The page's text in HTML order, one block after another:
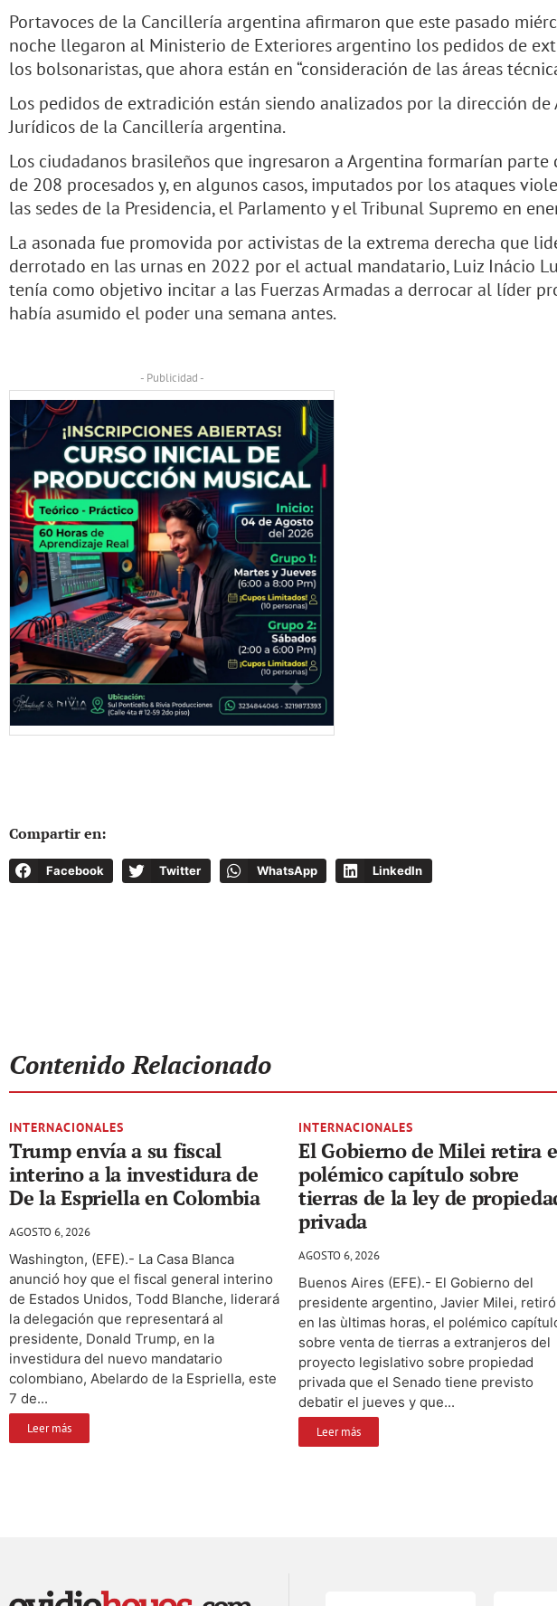
Portavoces de la Cancillería argentina afirmaron que este pasado
noche llegaron al Ministerio de Exteriores argentino los pedidos de
los bolsonaristas, que ahora están en “consideración de las áreas
Los pedidos de extradición están siendo analizados por la dirección de
Jurídicos de la Cancillería argentina.
Los ciudadanos brasileños que ingresaron a Argentina formarían parte
de 208 procesados y, en algunos casos, imputados por los ataques
las sedes de la Presidencia, el Parlamento y el Tribunal Supremo en
La asonada fue promovida por activistas de la extrema derecha que
derrotado en las urnas en 2022 por el actual mandatario, Luiz Inácio
tenía como objetivo incitar a las Fuerzas Armadas a derrocar al líder
había asumido el poder una semana antes.
- Publicidad -
Compartir en:
Facebook Twitter WhatsApp LinkedIn
Contenido Relacionado
INTERNACIONALES
Trump envía a su fiscal
interino a la investidura de
De la Espriella en Colombia
AGOSTO 6, 2026
Washington, (EFE).- La Casa Blanca
anunció hoy que el fiscal general interino
de Estados Unidos, Todd Blanche, liderará
la delegación que representará al
presidente, Donald Trump, en la
investidura del nuevo mandatario
colombiano, Abelardo de la Espriella, este
7 de...
Leer más
INTERNACIONALES
El Gobierno de Milei retira
polémico capítulo sobre
tierras de la ley de
privada
AGOSTO 6, 2026
Buenos Aires (EFE).- El Gobierno del
presidente argentino, Javier Milei, retiró
en las ùltimas horas, el polémico
sobre venta de tierras a extranjeros del
proyecto legislativo sobre propiedad
privada que el Senado tiene previsto
debatir el jueves y que...
Leer más